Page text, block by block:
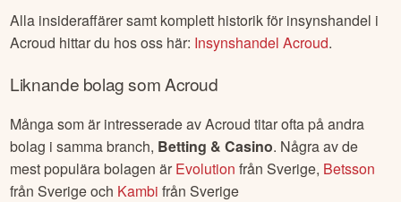
Alla insideraffärer samt komplett historik för insynshandel i
Acroud hittar du hos oss här: InsynshandelAcroud.
Liknande bolag somAcroud
Många som är intresserade avAcroud titar ofta på andra
bolag i samma branch, Betting & Casino. Några av de
mest populära bolagen är Evolution frånSverige, Betsson
frånSverigeoch Kambi frånSverige